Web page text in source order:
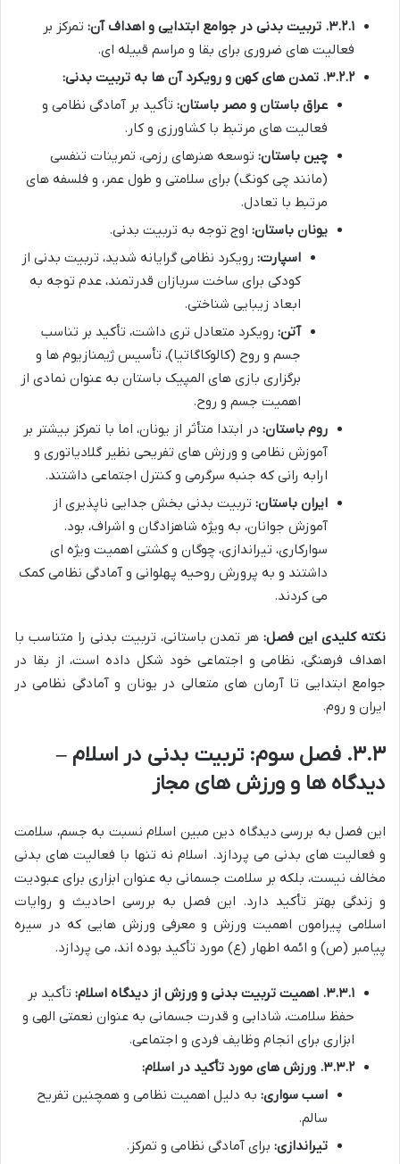
۳.۲.۱. تربیت بدنی در جوامع ابتدایی و اهداف آن:
تمرکز بر
فعالیت های ضروری برای بقا و مراسم قبیله ای.
۳.۲.۲. تمدن های کهن و رویکرد آن ها به تربیت بدنی:
عراق باستان و مصر باستان: تأکید بر آمادگی نظامی و
فعالیت های مرتبط با کشاورزی و کار.
چین باستان: توسعه هنرهای رزمی، تمرینات تنفسی
(مانند چی کونگ) برای سلامتی و طول عمر، و فلسفه های
مرتبط با تعادل.
یونان باستان: اوج توجه به تربیت بدنی.
اسپارت: رویکرد نظامی گرایانه شدید، تربیت بدنی از
کودکی برای ساخت سربازان قدرتمند، عدم توجه به
ابعاد زیبایی شناختی.
آتن: رویکرد متعادل تری داشت، تأکید بر تناسب
جسم و روح (کالوکاگاتیا)، تأسیس ژیمنازیوم ها و
برگزاری بازی های المپیک باستان به عنوان نمادی از
اهمیت جسم و روح.
روم باستان: در ابتدا متأثر از یونان، اما با تمرکز بیشتر بر
آموزش نظامی و ورزش های تفریحی نظیر گلادیاتوری و
ارابه رانی که جنبه سرگرمی و کنترل اجتماعی داشتند.
ایران باستان: تربیت بدنی بخش جدایی ناپذیری از
آموزش جوانان، به ویژه شاهزادگان و اشراف، بود.
سوارکاری، تیراندازی، چوگان و کشتی اهمیت ویژه ای
داشتند و به پرورش روحیه پهلوانی و آمادگی نظامی کمک
می کردند.
نکته کلیدی این فصل:هر تمدن باستانی، تربیت بدنی را متناسب با
اهداف فرهنگی، نظامی و اجتماعی خود شکل داده است، از بقا در
جوامع ابتدایی تا آرمان های متعالی در یونان و آمادگی نظامی در
ایران و روم.
۳.۳. فصل سوم: تربیت بدنی در اسلام –
دیدگاه ها و ورزش های مجاز
این فصل به بررسی دیدگاه دین مبین اسلام نسبت به جسم، سلامت
و فعالیت های بدنی می پردازد. اسلام نه تنها با فعالیت های بدنی
مخالف نیست، بلکه بر سلامت جسمانی به عنوان ابزاری برای عبودیت
و زندگی بهتر تأکید دارد. این فصل به بررسی احادیث و روایات
اسلامی پیرامون اهمیت ورزش و معرفی ورزش هایی که در سیره
پیامبر (ص) و ائمه اطهار (ع) مورد تأکید بوده اند، می پردازد.
۳.۳.۱. اهمیت تربیت بدنی و ورزش از دیدگاه اسلام:
تأکید بر
حفظ سلامت، شادابی و قدرت جسمانی به عنوان نعمتی الهی و
ابزاری برای انجام وظایف فردی و اجتماعی.
۳.۳.۲. ورزش های مورد تأکید در اسلام:
اسب سواری: به دلیل اهمیت نظامی و همچنین تفریح
سالم.
تیراندازی: برای آمادگی نظامی و تمرکز.